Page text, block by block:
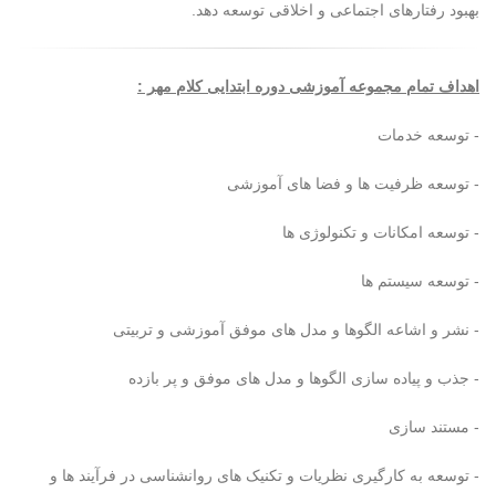
بهبود رفتارهای اجتماعی و اخلاقی توسعه دهد.
اهداف تمام مجموعه آموزشی دوره ابتدایی کلام مهر :
- توسعه خدمات
- توسعه ظرفیت ها و فضا های آموزشی
- توسعه امکانات و تکنولوژی ها
- توسعه سیستم ها
- نشر و اشاعه الگوها و مدل های موفق آموزشی و تربیتی
- جذب و پیاده سازی الگوها و مدل های موفق و پر بازده
- مستند سازی
- توسعه به کارگیری نظریات و تکنیک های روانشناسی در فرآیند ها و